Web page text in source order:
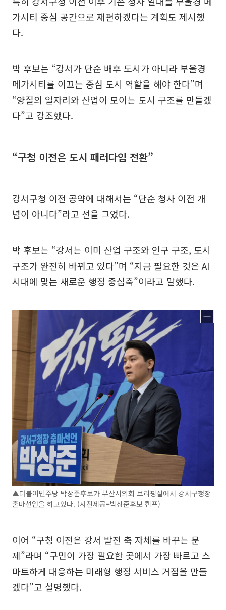
가시티 중심 공간으로 재편하겠다는 계획도 제시했
다.
박 후보는 “강서가 단순 배후 도시가 아니라 부울경
메가시티를 이끄는 중심 도시 역할을 해야 한다”며
“양질의 일자리와 산업이 모이는 도시 구조를 만들겠
다”고 강조했다.
“구청 이전은 도시 패러다임 전환”
강서구청 이전 공약에 대해서는 “단순 청사 이전 개
념이 아니다”라고 선을 그었다.
박 후보는 “강서는 이미 산업 구조와 인구 구조, 도시
구조가 완전히 바뀌고 있다”며 “지금 필요한 것은 AI
시대에 맞는 새로운 행정 중심축”이라고 말했다.
▲더불어민주당 박상준후보가 부산시의회 브리핑실에서 강서구청장
출마선언을 하고있다. (사진제공=박상준후보 캠프)
이어 “구청 이전은 강서 발전 축 자체를 바꾸는 문
제”라며 “구민이 가장 필요한 곳에서 가장 빠르고 스
마트하게 대응하는 미래형 행정 서비스 거점을 만들
겠다”고 설명했다.